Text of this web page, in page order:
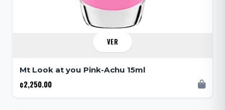
VER
Mt Look at you Pink-Achu 15ml
¢2,250.00